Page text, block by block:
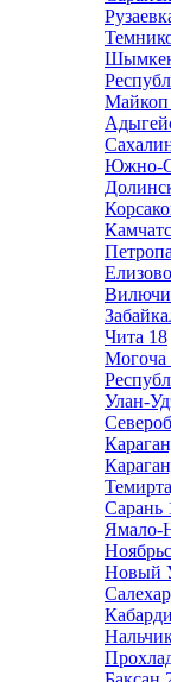
Майкоп
Южно-
Елизово
Чита 18
Могоча
Улан-
Сарань
Ямало-
Новый